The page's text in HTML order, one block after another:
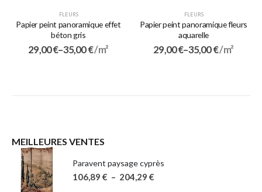
FLEURS
Papier peint panoramique effet
béton gris
29,00€–35,00€/ m²
FLEURS
Papier peint panoramique fleurs
aquarelle
29,00€–35,00€/ m²
MEILLEURES VENTES
Paravent paysage cyprès
106,89 € – 204,29 €